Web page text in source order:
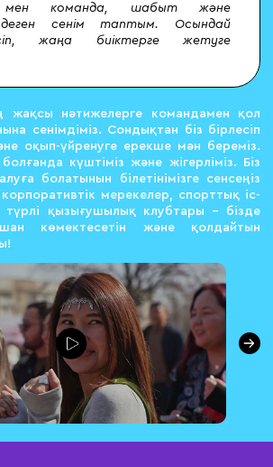
мен команда, шабыт және
сенім таптым. Осындай
жаңа биіктерге жетуге
жақсы нәтижелерге командамен қол
сенімдіміз. Сондықтан біз бірлесіп
оқып-үйренуге ерекше мән береміз.
күштіміз және жігерліміз. Біз
болатынын білетінімізге сенсеңіз
мерекелер, спорттық іс-
қызығушылық клубтары – бізде
көмектесетін және қолдайтын